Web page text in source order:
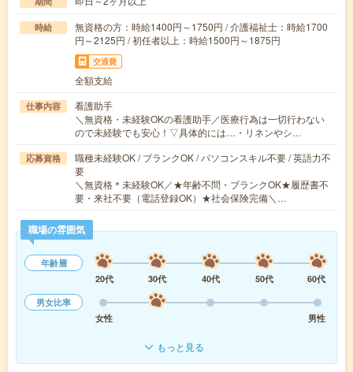
時給
無資格の方：時給1400円～1750円 / 介護福祉士：時給1700
円～2125円 / 初任者以上：時給1500円～1875円
交通費
全額支給
仕事内容
看護助手
＼無資格・未経験OKの看護助手／医療行為は一切行わない
ので未経験でも安心！▽具体的には…・リネンやシ…
応募資格
職種未経験OK / ブランクOK / パソコンスキル不要 / 英語力不
要
＼無資格＊未経験OK／★年齢不問・ブランクOK★履歴書不
要・来社不要（電話登録OK）★社会保険完備＼…
職場の雰囲気
年齢層
20代
30代 40代 50代
60代
男女比率
女性
男性
もっと見る